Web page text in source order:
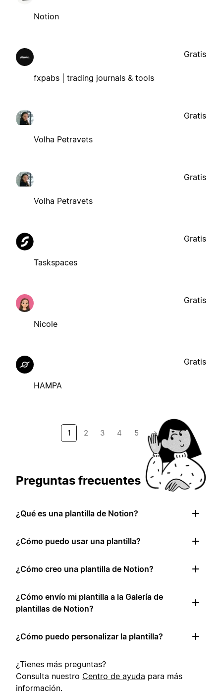
Notion
fxpabs | trading journals & tools
Gratis
Volha Petravets
Gratis
Volha Petravets
Gratis
Taskspaces
Gratis
Nicole
Gratis
HAMPA
Gratis
1 2 3 4 5 →
Preguntas frecuentes
¿Qué es una plantilla de Notion?
¿Cómo puedo usar una plantilla?
¿Cómo creo una plantilla de Notion?
¿Cómo envío mi plantilla a la Galería de
plantillas de Notion?
¿Cómo puedo personalizar la plantilla?
¿Tienes más preguntas?
Consulta nuestro Centro de ayuda para más
información.